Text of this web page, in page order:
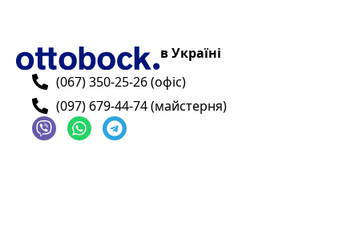
в Україні
(067) 350-25-26 (офіс)
(097) 679-44-74 (майстерня)